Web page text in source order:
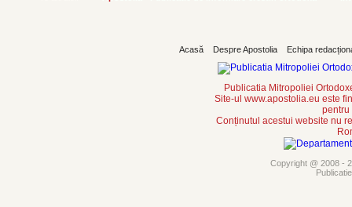
Acasă Despre Apostolia Echipa
Publicatia Mitropoliei
Site-ul www.apostolia.eu este
pentru
Conținutul acestui website nu
Copyright @ 2008 -